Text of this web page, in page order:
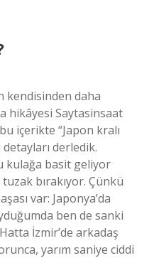
kendisinden daha
hikâyesi Saytasinsaat
içerikte “Japon kralı
derledik.
kulağa basit geliyor
bırakıyor. Çünkü
var: Japonya’da
ben de sanki
İzmir’de arkadaş
yarım saniye ciddi